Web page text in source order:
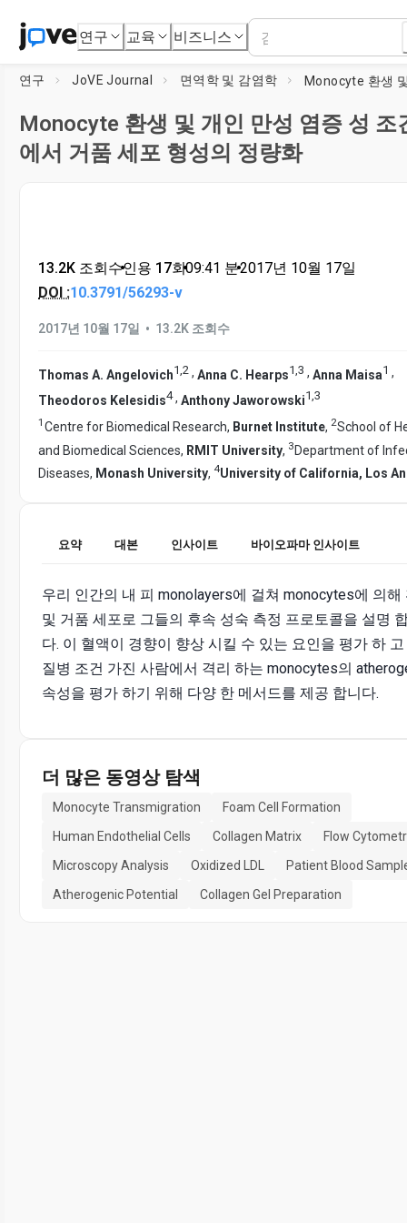
연구 교육 비즈니스
연구 JoVE Journal 면역학 및 감염학
Monocyte 환생 및 개인 만성 염증 성 조
에서 거품 세포 형성의 정량화
13.2K 조회수•인용 17회•09:41 분•2017년 10월 17일
DOI :10.3791/56293-v
2017년 10월 17일 • 13.2K 조회수
Thomas A. Angelovich1,2 , Anna C. Hearps1,3 , Anna Maisa1 ,
Theodoros Kelesidis4, Anthony Jaworowski1 3
1 Centre for Biomedical Research, Burnet Institute, 2School of
and Biomedical Sciences, RMIT University, 3 Department of
Diseases, Monash University, 4University of California, Los
요약 대본 인사이트 바이오파마 인사이트
우리 인간의 내 피 monolayers에 걸쳐 monocytes에 의해
및 거품 세포로 그들의 후속 성숙 측정 프로토콜을 설명
다. 이 혈액이 경향이 향상 시킬 수 있는 요인을 평가 하
질병 조건 가진 사람에서 격리 하는 monocytes의
속성을 평가 하기 위해 다양 한 메서드를 제공 합니다.
더 많은 동영상 탐색
Monocyte Transmigration
Foam Cell Formation
Human Endothelial Cells
Collagen Matrix
Flow
Microscopy Analysis
Oxidized LDL
Patient Blood
Atherogenic Potential
Collagen Gel Preparation